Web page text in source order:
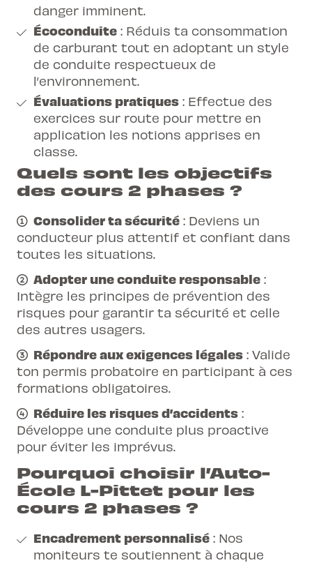
danger imminent.
Écoconduite : Réduis ta consommation
de carburant tout en adoptant un style
de conduite respectueux de
l’environnement.
Évaluations pratiques : Effectue des
exercices sur route pour mettre en
application les notions apprises en
classe.
Quels sont les objectifs
des cours 2 phases ?
Consolider ta sécurité : Deviens un
conducteur plus attentif et confiant dans
toutes les situations.
Adopter une conduite responsable :
Intègre les principes de prévention des
risques pour garantir ta sécurité et celle
des autres usagers.
Répondre aux exigences légales : Valide
ton permis probatoire en participant à ces
formations obligatoires.
Réduire les risques d’accidents :
Développe une conduite plus proactive
pour éviter les imprévus.
Pourquoi choisir l’Auto-
École L-Pittet pour les
cours 2 phases ?
Encadrement personnalisé : Nos
moniteurs te soutiennent à chaque